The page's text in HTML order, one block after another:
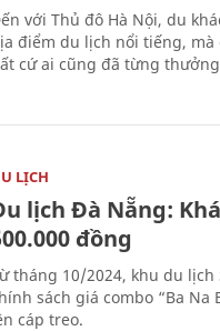
với Thủ đô Hà Nội, du
điểm du lịch nổi tiếng, mà
cứ ai cũng đã từng
LỊCH
lịch Đà Nẵng:
đồng
tháng 10/2024, khu du
sách giá combo “Ba
cáp treo.